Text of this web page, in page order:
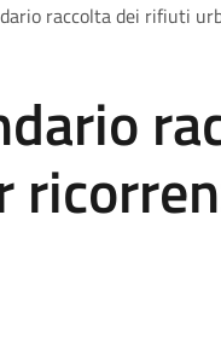
raccolta dei rifiuti